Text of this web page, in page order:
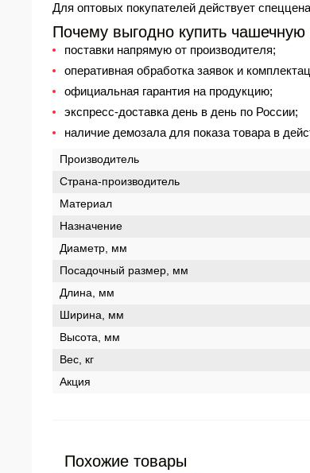
Для оптовых покупателей действует спеццена
Почему выгодно купить
поставки напрямую от производителя;
оперативная обработка заявок и
официальная гарантия на продукцию;
экспресс-доставка день в день по России;
наличие демозала для показа товара в
Производитель
Страна-производитель
Материал
Назначение
Диаметр, мм
Посадочный размер, мм
Длина, мм
Ширина, мм
Высота, мм
Вес, кг
Акция
Похожие товары